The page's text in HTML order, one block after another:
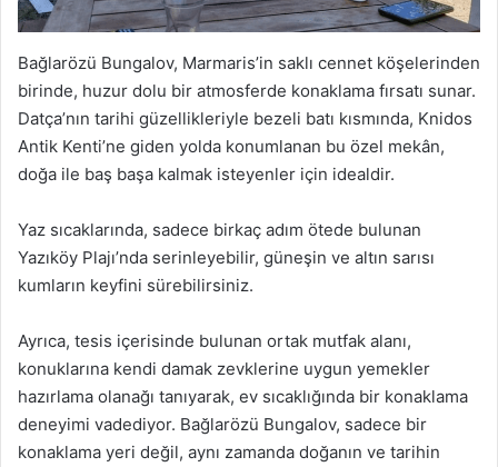
Bağlarözü Bungalov, Marmaris’in saklı cennet köşelerinden
birinde, huzur dolu bir atmosferde konaklama fırsatı sunar.
Datça’nın tarihi güzellikleriyle bezeli batı kısmında, Knidos
Antik Kenti’ne giden yolda konumlanan bu özel mekân,
doğa ile baş başa kalmak isteyenler için idealdir.
Yaz sıcaklarında, sadece birkaç adım ötede bulunan
Yazıköy Plajı’nda serinleyebilir, güneşin ve altın sarısı
kumların keyfini sürebilirsiniz.
Ayrıca, tesis içerisinde bulunan ortak mutfak alanı,
konuklarına kendi damak zevklerine uygun yemekler
hazırlama olanağı tanıyarak, ev sıcaklığında bir konaklama
deneyimi vadediyor. Bağlarözü Bungalov, sadece bir
konaklama yeri değil, aynı zamanda doğanın ve tarihin